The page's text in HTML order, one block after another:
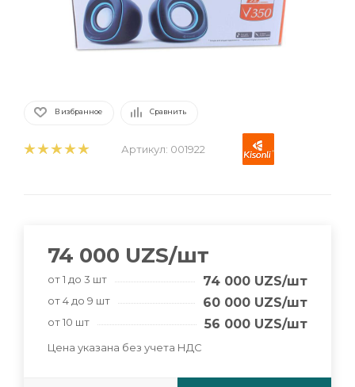
В избранное Сравнить
Артикул: 001922
74 000 UZS/шт
от 1 до 3 шт 74 000 UZS/шт
от 4 до 9 шт 60 000 UZS/шт
от 10 шт 56 000 UZS/шт
Цена указана без учета НДС